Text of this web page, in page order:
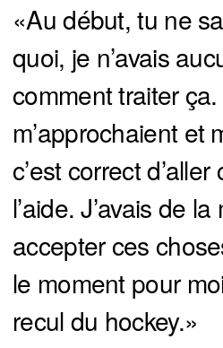
«Au début, tu ne
quoi, je n’avais
comment traiter
m’approchaient et
c’est correct
l’aide. J’avais de
accepter ces
le moment pour
recul du hockey.»